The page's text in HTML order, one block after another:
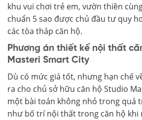
khu vui chơi trẻ em, vườn thiền
chuẩn 5 sao được chủ đầu tư quy
các tòa tháp căn hộ.
Phương án thiết kế nội thất
Masteri Smart City
Dù có mức giá tốt, nhưng hạn chế
ra cho chủ sở hữu căn hộ Studio
một bài toán không nhỏ trong quá
như bố trí nội thất trong căn hộ khi